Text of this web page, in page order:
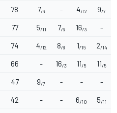
78 7/9 - 4/12 9/7
77 5/11 7/9 16/3 -
74 4/12 8/8 1/15 2/14
66 - 16/3 11/5 11/5
47 9/7 - - -
42 - - 6/10 5/11